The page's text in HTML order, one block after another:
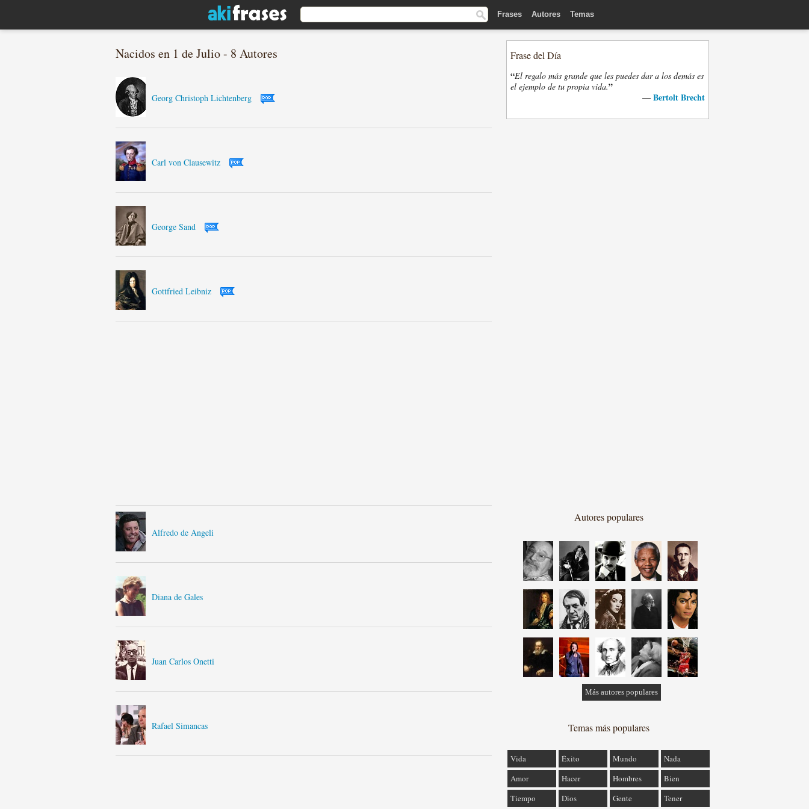
Frases Autores Temas
Nacidos en 1 de Julio - 8 Autores
Georg Christoph Lichtenberg
Carl von Clausewitz
George Sand
Gottfried Leibniz
Alfredo de Angeli
Diana de Gales
Juan Carlos Onetti
Rafael Simancas
Frase del Día
“El regalo más grande que les puedes dar a los demás es
el ejemplo de tu propia vida.”
— Bertolt Brecht
Autores populares
Más autores populares
Temas más populares
Vida Éxito Mundo
Nada
Amor
Hacer Hombres
Bien
Tiempo
Dios Gente Tener